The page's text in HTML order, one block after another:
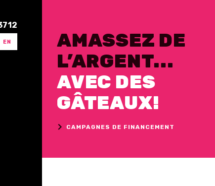
EN
AMASSEZ DE
L’ARGENT...
AVEC DES
GÂTEAUX!
CAMPAGNES DE FINANCEMENT